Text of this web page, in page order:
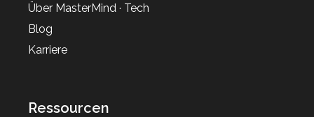
Über MasterMind · Tech
Blog
Karriere
Ressourcen